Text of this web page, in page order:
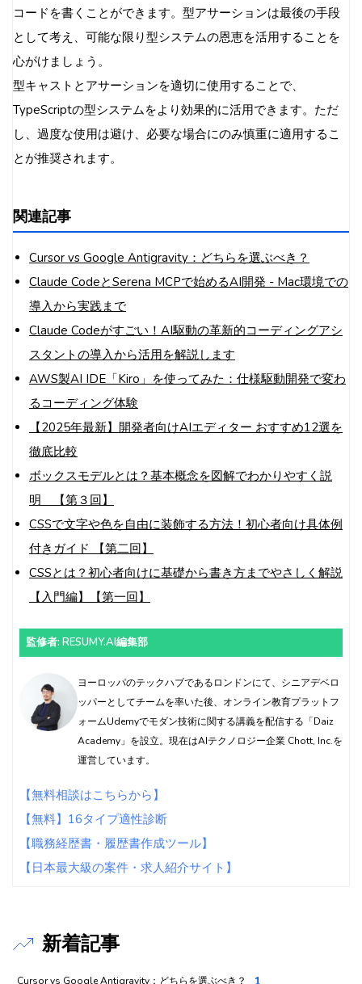
コードを書くことができます。型アサーションは最後の手段
として考え、可能な限り型システムの恩恵を活用することを
心がけましょう。
型キャストとアサーションを適切に使用することで、
TypeScriptの型システムをより効果的に活用できます。ただ
し、過度な使用は避け、必要な場合にのみ慎重に適用するこ
とが推奨されます。
関連記事
Cursor vs Google Antigravity：どちらを選ぶべき？
Claude CodeとSerena MCPで始めるAI開発 - Mac環境での
導入から実践まで
Claude Codeがすごい！AI駆動の革新的コーディングアシ
スタントの導入から活用を解説します
AWS製AI IDE「Kiro」を使ってみた：仕様駆動開発で変わ
るコーディング体験
【2025年最新】開発者向けAIエディター おすすめ12選を
徹底比較
ボックスモデルとは？基本概念を図解でわかりやすく説
明 【第３回】
CSSで文字や色を自由に装飾する方法！初心者向け具体例
付きガイド 【第二回】
CSSとは？初心者向けに基礎から書き方までやさしく解説
【入門編】【第一回】
監修者: RESUMY.AI編集部
ヨーロッパのテックハブであるロンドンにて、シニアデベロ
ッパーとしてチームを率いた後、オンライン教育プラットフ
ォームUdemyでモダン技術に関する講義を配信する「Daiz
Academy」を設立。現在はAIテクノロジー企業 Chott, Inc.を
運営しています。
【無料相談はこちらから】
【無料】16タイプ適性診断
【職務経歴書・履歴書作成ツール】
【日本最大級の案件・求人紹介サイト】
新着記事
Cursor vs Google Antigravity：どちらを選ぶべき？